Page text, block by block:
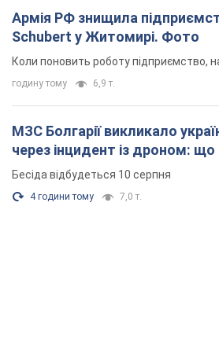
Армія РФ знищила
Schubert у Житомирі. Фото
Коли поновить роботу підприємство,
годину тому 6,9 т.
МЗС Болгарії викликало
через інцидент із дроном:
Бесіда відбудеться 10 серпня
4 години тому 7,0 т.